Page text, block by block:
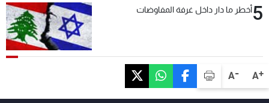
A+
A-
5أخطر ما دار داخل غرفة المفاوضات